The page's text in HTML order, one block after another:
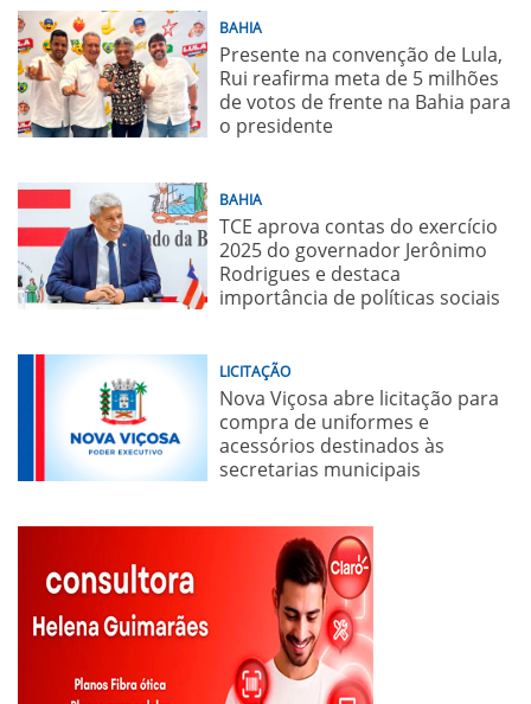
BAHIA
Presente na convenção de Lula,
Rui reafirma meta de 5 milhões
de votos de frente na Bahia para
o presidente
BAHIA
TCE aprova contas do exercício
2025 do governador Jerônimo
Rodrigues e destaca
importância de políticas sociais
LICITAÇÃO
Nova Viçosa abre licitação para
compra de uniformes e
acessórios destinados às
secretarias municipais